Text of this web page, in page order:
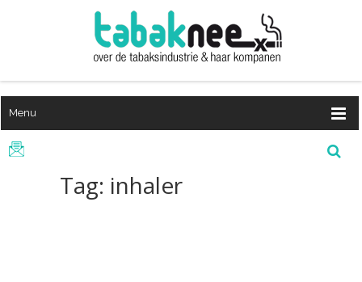
Menu
Tag: inhaler